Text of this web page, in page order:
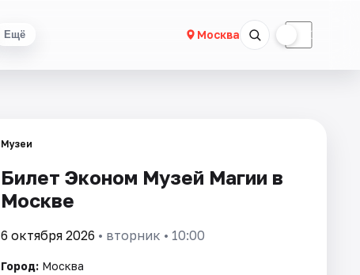
Ещё Москва ☾
Музеи
Билет Эконом Музей Магии в
Москве
6 октября 2026 • вторник • 10:00
Город: Москва